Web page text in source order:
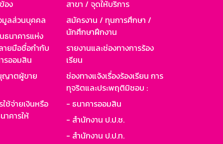
อง
มูลส่วนบุคคล
นาคารแห่ง
ายมือชื่อกำกับ
รออมสิน
ญาตผู้ขาย
ช้จ่ายเงินหรือ
คารให้
สาขา / จุดให้บริการ
สมัครงาน / ทุนการศึกษา /
นักศึกษาฝึกงาน
รายงานและช่องทางการร้อง
เรียน
ช่องทางแจ้งเรื่องร้องเรียน การ
ทุจริตและประพฤติมิชอบ :
- ธนาคารออมสิน
- สำนักงาน ป.ป.ช.
- สำนักงาน ป.ป.ท.